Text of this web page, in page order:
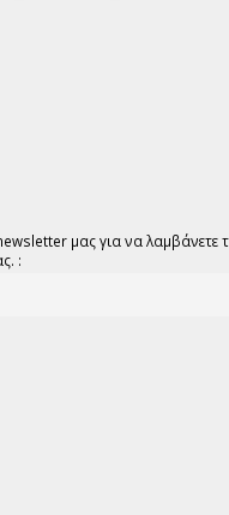
μας για να λαμβάνετε
: